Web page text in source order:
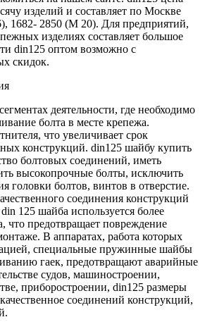
изделий и составляет по Москве
1682- 2850 (М 20). Для предприятий,
изделиях составляет большое
din125 оптом возможно с
скидок.
деятельности, где необходимо
болта в месте крепежа.
что увеличивает срок
конструкций. din125 шайбу купить
болтовых соединений, иметь
высокопрочные болты, исключить
головки болтов, винтов в отверстие.
соединения конструкций
125 шайба используется более
что предотвращает повреждение
В аппаратах, работа которых
специальные пружинные шайбы
гаек, предотвращают аварийные
судов, машиностроении,
приборостроении, din125 размеры
соединений конструкций,